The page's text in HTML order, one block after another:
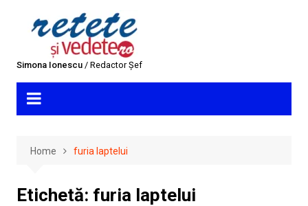
Simona Ionescu/ Redactor Șef
Home furia laptelui
Etichetă: furia laptelui